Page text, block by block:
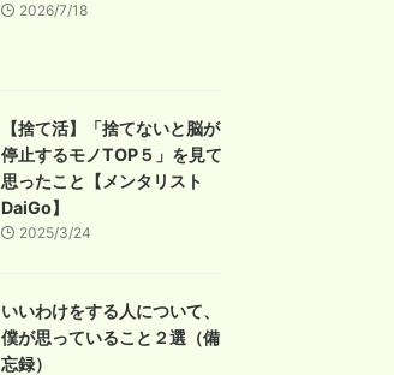
2026/7/18
【捨て活】「捨てないと脳が
停止するモノTOP５」を見て
思ったこと【メンタリスト
DaiGo】
2025/3/24
いいわけをする人について、
僕が思っていること２選（備
忘録）